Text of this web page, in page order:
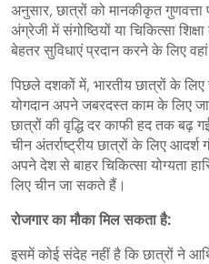
अनुसार, छात्रों को मानकीकृत
अंग्रेजी में संगोष्ठियों या चिकित्सा
बेहतर सुविधाएं प्रदान करने के लिए
पिछले दशकों में, भारतीय छात्रों के लिए
योगदान अपने जबरदस्त काम के लिए
छात्रों की वृद्धि दर काफी हद तक बढ़
चीन अंतर्राष्ट्रीय छात्रों के लिए
अपने देश से बाहर चिकित्सा योग्यता
लिए चीन जा सकते हैं।
रोजगार का मौका मिल सकता है:
इसमें कोई संदेह नहीं है कि छात्रों ने